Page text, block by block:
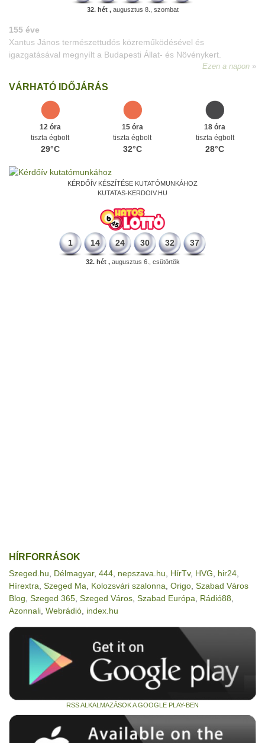
32. hét ,augusztus 8., szombat
VÁRHATÓ IDŐJÁRÁS
12 óra
tiszta égbolt
29°C
15 óra
tiszta égbolt
32°C
18 óra
tiszta égbolt
28°C
KÉRDŐÍV KÉSZÍTÉSE KUTATÓMUNKÁHOZ
KUTATAS-KERDOIV.HU
1 14 24 30 32 37
32. hét ,augusztus 6., csütörtök
HÍRFORRÁSOK
Szeged.hu Délmagyar, 444 nepszava.hu HírTv, HVG hir24
Hírextra Szeged Ma Kolozsvári szalonna Origo Szabad Város
Blog Szeged 365 Szeged Város Szabad Európa Rádió88
Azonnali Webrádió index.hu
RSS ALKALMAZÁSOK A GOOGLE PLAY-BEN